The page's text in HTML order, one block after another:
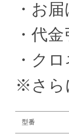
・お
・代
・ク
※さら
型番